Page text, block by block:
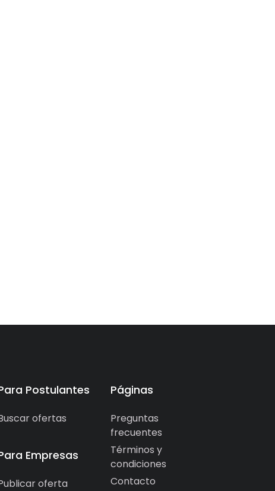
Postulantes
ofertas
Empresas
oferta
Páginas
Preguntas
frecuentes
Términos y
condiciones
Contacto